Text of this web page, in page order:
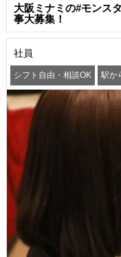
大阪ミナミの#モンス
事大募集！
社員
シフト自由・相談OK 駅か